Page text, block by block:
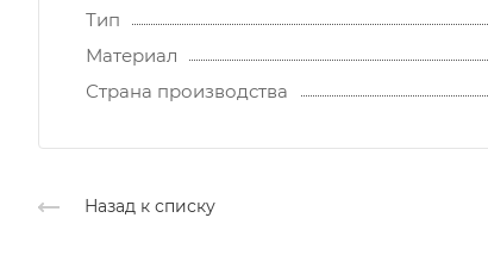
Тип
Материал
Страна производства
Назад к списку